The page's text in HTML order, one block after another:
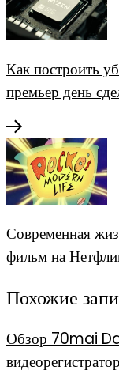
Как построить
премьер день
Современная
фильм на
Похожие
Обзор 70mai